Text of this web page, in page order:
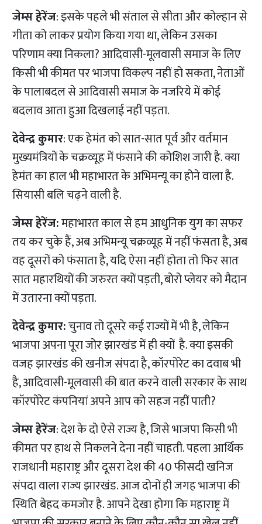
जेम्स हेरेंज: इसके पहले भी संताल से सीता और कोल्हान से
गीता को लाकर प्रयोग किया गया था, लेकिन उसका
परिणाम क्या निकला? आदिवासी-मूलवासी समाज के लिए
किसी भी कीमत पर भाजपा विकल्प नहीं हो सकता, नेताओं
के पालाबदल से आदिवासी समाज के नजरिये में कोई
बदलाव आता हुआ दिखलाई नहीं पड़ता.
देवेन्द्र कुमार: एक हेमंत को सात-सात पूर्व और वर्तमान
मुख्यमंत्रियों के चक्रव्यूह में फंसाने की कोशिश जारी है. क्या
हेमंत का हाल भी महाभारत के अभिमन्यू का होने वाला है.
सियासी बलि चढ़ने वाली है.
जेम्स हेरेंज:महाभारत काल से हम आधुनिक युग का सफर
तय कर चुके हैं, अब अभिमन्यू चक्रव्यूह में नहीं फंसता है, अब
वह दूसरों को फंसाता है, यदि ऐसा नहीं होता तो फिर सात
सात महारथियों की जरुरत क्यों पड़ती, बोरो प्लेयर को मैदान
में उतारना क्यों पड़ता.
देवेन्द्र कुमार:चुनाव तो दूसरे कई राज्यों में भी है, लेकिन
भाजपा अपना पूरा जोर झारखंड में ही क्यों है. क्या इसकी
वजह झारखंड की खनीज संपदा है, कॉरपोरेट का दवाब भी
है, आदिवासी-मूलवासी की बात करने वाली सरकार के साथ
कॉरपोरेट कंपनियां अपने आप को सहज नहीं पाती?
जेम्स हेरेंज: देश के दो ऐसे राज्य है, जिसे भाजपा किसी भी
कीमत पर हाथ से निकलने देना नहीं चाहती. पहला आर्थिक
राजधानी महाराष्ट्र और दूसरा देश की 40 फीसदी खनिज
संपदा वाला राज्य झारखंड. आज दोनों ही जगह भाजपा की
स्थिति बेहद कमजोर है. आपने देखा होगा कि महाराष्ट्र में